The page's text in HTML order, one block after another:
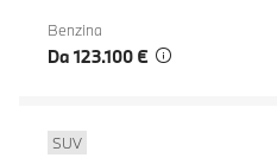
Benzina
Da 123.100 €
SUV